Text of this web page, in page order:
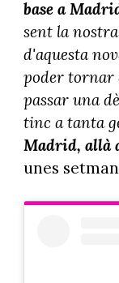
base a
sent la nostra
d'aquesta
poder tornar
passar una
tinc a tanta
Madrid, allà
unes